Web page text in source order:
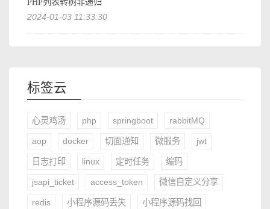
2024-01-03 11:33:30
标签云
心灵鸡汤 php springboot rabbitMQ
aop docker 切面通知 微服务 jwt
日志打印 linux 定时任务 编码
jsapi_ticket access_token 微信自定义分享
redis 小程序源码丢失 小程序源码找回